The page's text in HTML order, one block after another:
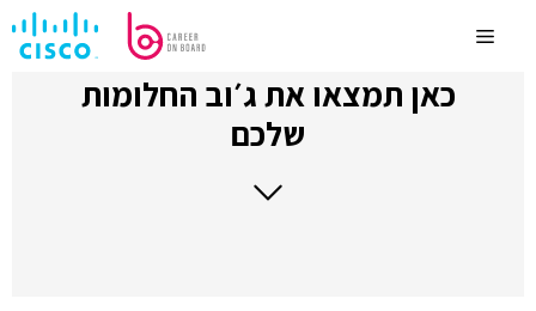
לתוכןMenu
כאן תמצאו את ג׳וב החלומות
שלכם